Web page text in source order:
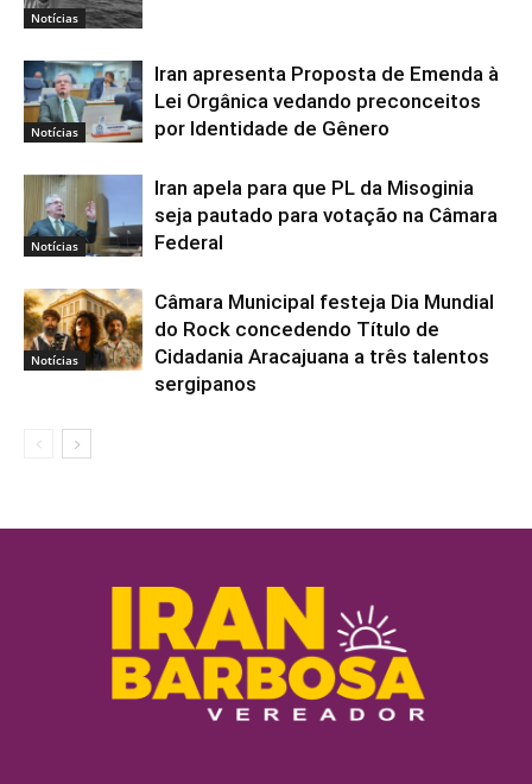
Notícias
Notícias
Iran apresenta Proposta de Emenda à
Lei Orgânica vedando preconceitos
por Identidade de Gênero
Notícias
Iran apela para que PL da Misoginia
seja pautado para votação na Câmara
Federal
Notícias
Câmara Municipal festeja Dia Mundial
do Rock concedendo Título de
Cidadania Aracajuana a três talentos
sergipanos